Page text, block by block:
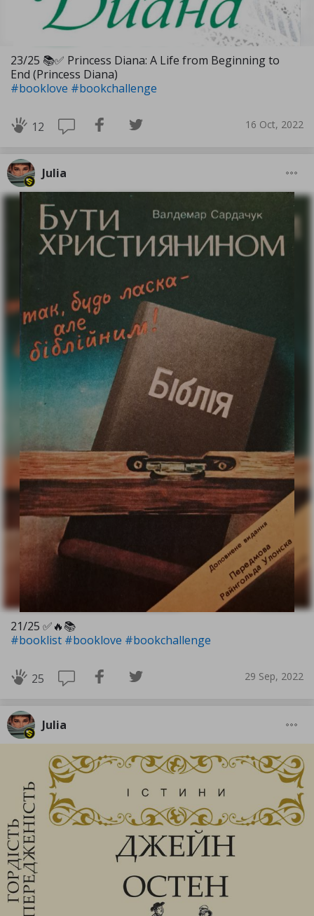
23/25 📚✅️ Princess Diana: A Life from Beginning to
End (Princess Diana)
#booklove #bookchallenge
12 16 Oct, 2022
Julia
21/25 ✅️🔥📚
#booklist #booklove #bookchallenge
25 29 Sep, 2022
Julia